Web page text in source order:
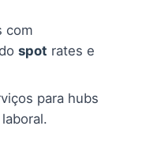
com
spot rates e
para hubs